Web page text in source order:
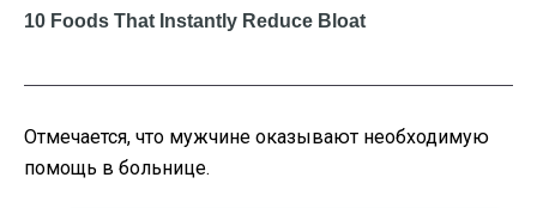
Отмечается, что мужчине оказывают необходимую
помощь в больнице.